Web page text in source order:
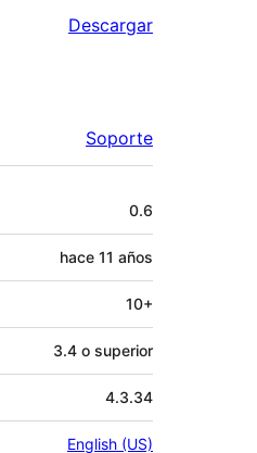
Descargar
Soporte
0.6
hace 11 años
10+
3.4 o superior
4.3.34
English (US)